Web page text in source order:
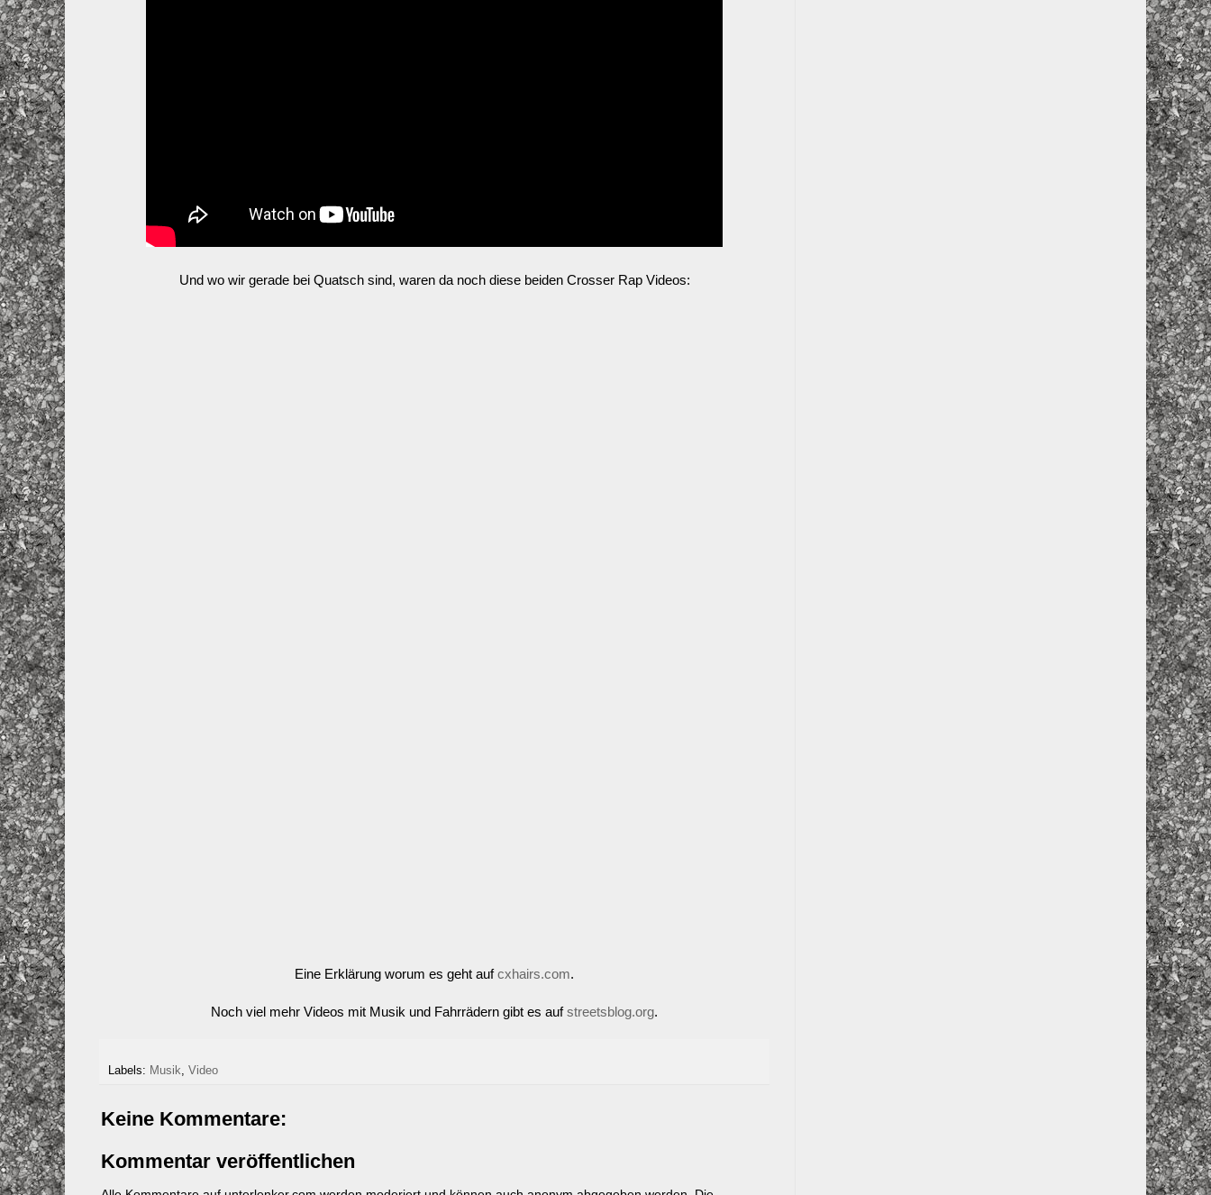
Und wo wir gerade bei Quatsch sind, waren da noch diese beiden Crosser Rap Videos:
Eine Erklärung worum es geht aufcxhairs.com.
Noch viel mehr Videos mit Musik und Fahrrädern gibt es aufstreetsblog.org.
Labels: Musik, Video
Keine Kommentare:
Kommentar veröffentlichen